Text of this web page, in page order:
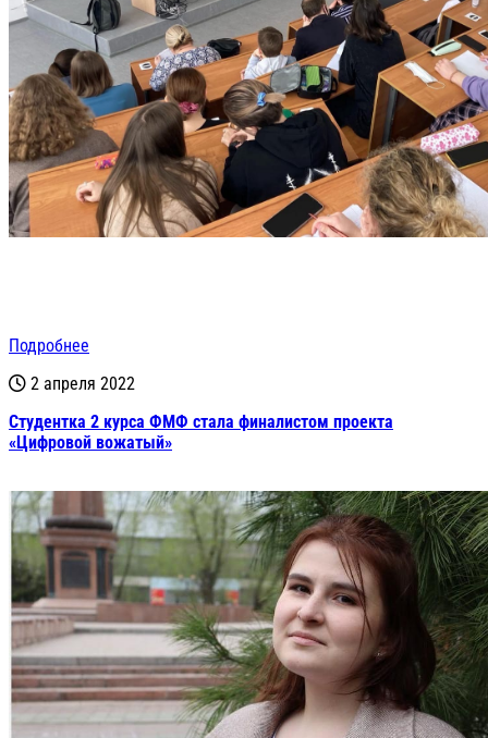
Подробнее
2 апреля 2022
Студентка 2 курса ФМФ стала финалистом проекта
«Цифровой вожатый»